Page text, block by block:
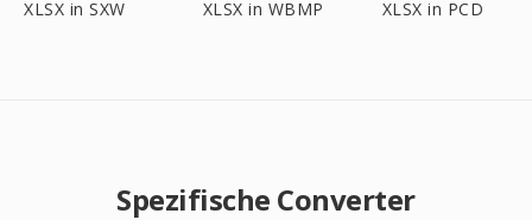
XLSX in SXW XLSX in WBMP XLSX in PCD
Spezifische Converter